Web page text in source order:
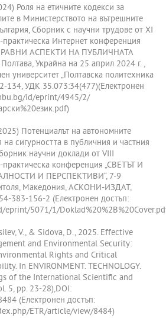
Роля на етичните кодекси за
в Министерството на вътрешните
Сборник с научни трудове от ХI
Интернет конференция
АСПЕКТИ НА ПУБЛИЧНАТА
Украйна на 25 април 2024 г. ,
университет „Полтавска политехника
134, УДК 35.073:34(477)(Електронен
id/eprint/4945/2/
Потенциалът на автономните
сигурността в публичния и частния
научни доклади от VIII
конференция „СВЕТЪТ И
И ПЕРСПЕКТИВИ“, 7-9
Македония, АСКОНИ-ИЗДАТ,
383-156-2 (Електронен достъп:
5071/1/
V., & Sidova, D., 2025. Effective
and Environmental Security:
Rights and Critical
In ENVIRONMENT. TECHNOLOGY.
of the International Scientific and
5, pp. 23-28),DOI:
(Електронен достъп:
ETR/article/view/8484)